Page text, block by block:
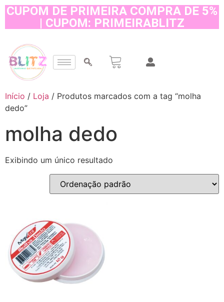
CUPOM DE PRIMEIRA COMPRA DE 5%
| CUPOM: PRIMEIRABLITZ
Início / Loja / Produtos marcados com a tag “molha
dedo”
molha dedo
Exibindo um único resultado